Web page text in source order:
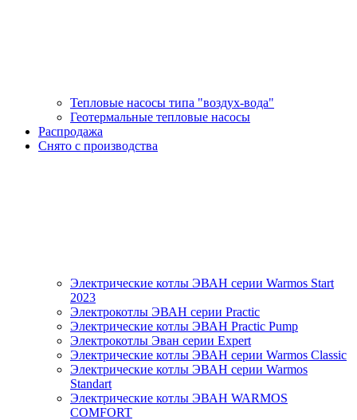
Тепловые насосы типа "воздух-вода"
Геотермальные тепловые насосы
Распродажа
Снято с производства
Электрические котлы ЭВАН серии Warmos Start
2023
Электрокотлы ЭВАН серии Practic
Электрические котлы ЭВАН Practic Pump
Электрокотлы Эван серии Expert
Электрические котлы ЭВАН серии Warmos Classic
Электрические котлы ЭВАН серии Warmos
Standart
Электрические котлы ЭВАН WARMOS
COMFORT